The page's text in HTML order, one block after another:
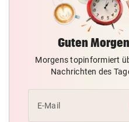
Guten Morgen
Morgens topinformiert
Nachrichten des
E-Mail